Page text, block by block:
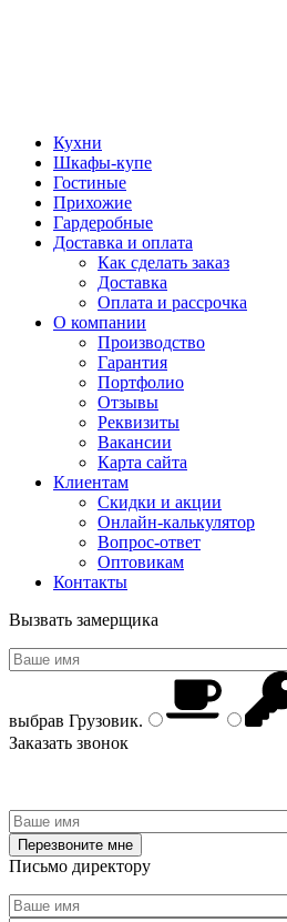
Кухни
Шкафы-купе
Гостиные
Прихожие
Гардеробные
Доставка и оплата
Как сделать заказ
Доставка
Оплата и рассрочка
О компании
Производство
Гарантия
Портфолио
Отзывы
Реквизиты
Вакансии
Карта сайта
Клиентам
Скидки и акции
Онлайн-калькулятор
Вопрос-ответ
Оптовикам
Контакты
Вызвать замерщика
выбрав Грузовик.
Заказать звонок
Письмо директору